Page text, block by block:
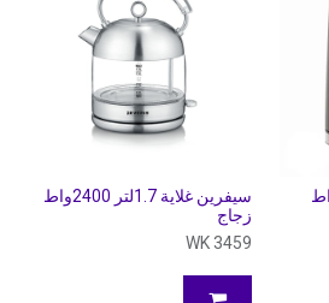
2200واط
سيفرين غلاية 1.7لتر 2400واط
زجاج
WK 3459